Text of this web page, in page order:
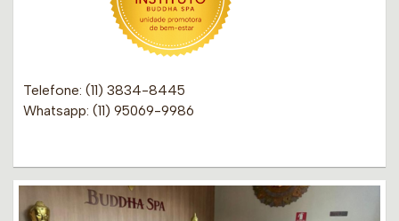
Telefone: (11) 3834-8445
Whatsapp: (11) 95069-9986